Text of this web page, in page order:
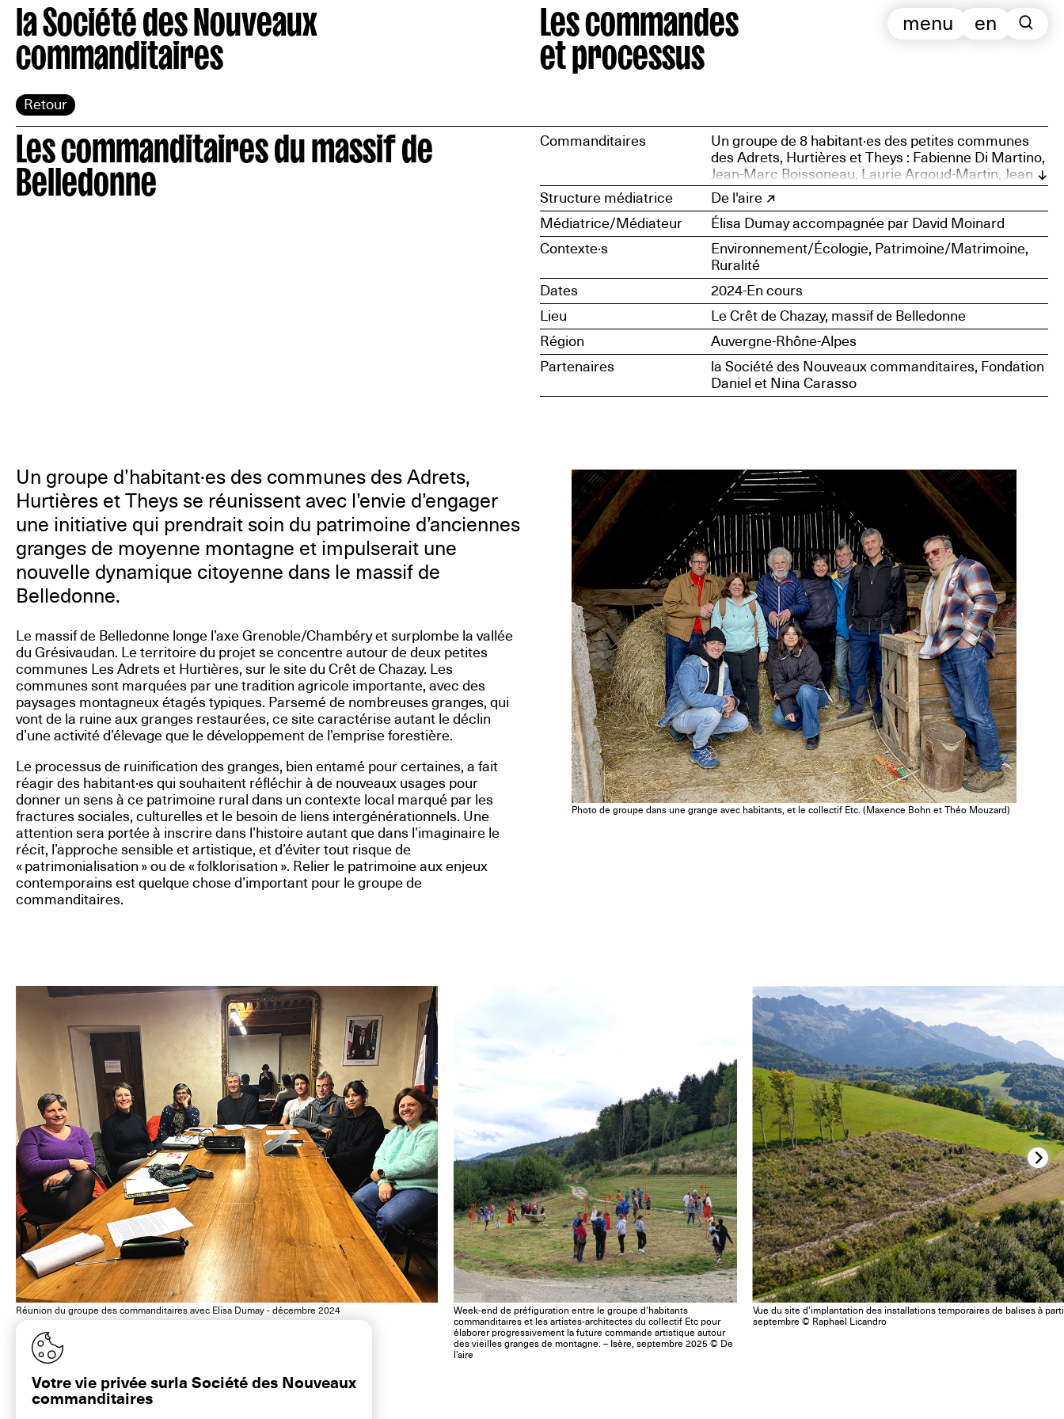
la Société des Nouveaux
commanditaires
Retour
Les commandes
et processus
en
menu
Les commanditaires du massif de
Belledonne
Commanditaires
Un groupe de 8 habitant·es des petites communes
des Adrets, Hurtières et Theys : Fabienne Di Martino,
Jean-Marc Boissoneau, Laurie Argoud-Martin, Jean
Picchioni, Céline Saint-Martin, Lilou Thieffenat, Maël
de Yparraguirre, David de Yparraguirre et Jean-Paul
Robin
Structure médiatrice
De l'aire
Médiatrice/Médiateur
Élisa Dumay accompagnée par David Moinard
Contexte·s
Environnement/Écologie, Patrimoine/Matrimoine,
Ruralité
Dates
2024-En cours
Lieu
Le Crêt de Chazay, massif de Belledonne
Région
Auvergne-Rhône-Alpes
Partenaires
la Société des Nouveaux commanditaires, Fondation
Daniel et Nina Carasso
Un groupe d’habitant·es des communes des Adrets,
Hurtières et Theys se réunissent avec l’envie d’engager
une initiative qui prendrait soin du patrimoine d’anciennes
granges de moyenne montagne et impulserait une
nouvelle dynamique citoyenne dans le massif de
Belledonne.
Le massif de Belledonne longe l’axe Grenoble/Chambéry et surplombe la vallée
du Grésivaudan. Le territoire du projet se concentre autour de deux petites
communes Les Adrets et Hurtières, sur le site du Crêt de Chazay. Les
communes sont marquées par une tradition agricole importante, avec des
paysages montagneux étagés typiques. Parsemé de nombreuses granges, qui
vont de la ruine aux granges restaurées, ce site caractérise autant le déclin
d’une activité d’élevage que le développement de l’emprise forestière.
Le processus de ruinification des granges, bien entamé pour certaines, a fait
réagir des habitant·es qui souhaitent réfléchir à de nouveaux usages pour
donner un sens à ce patrimoine rural dans un contexte local marqué par les
fractures sociales, culturelles et le besoin de liens intergénérationnels. Une
attention sera portée à inscrire dans l’histoire autant que dans l’imaginaire le
récit, l’approche sensible et artistique, et d’éviter tout risque de
« patrimonialisation » ou de « folklorisation ». Relier le patrimoine aux enjeux
contemporains est quelque chose d’important pour le groupe de
commanditaires.
Photo de groupe dans une grange avec habitants, et le collectif Etc. (Maxence Bohn et Théo Mouzard)
Réunion du groupe des commanditaires avec Elisa Dumay - décembre 2024
Week-end de préfiguration entre le groupe d’habitants
commanditaires et les artistes-architectes du collectif Etc pour
élaborer progressivement la future commande artistique autour
des vieilles granges de montagne. – Isère, septembre 2025 © De
l’aire
Vue du site d’implantation des installations temporaires de balises à
septembre © Raphaël Licandro
Votre vie privée surla Société des Nouveaux
commanditaires